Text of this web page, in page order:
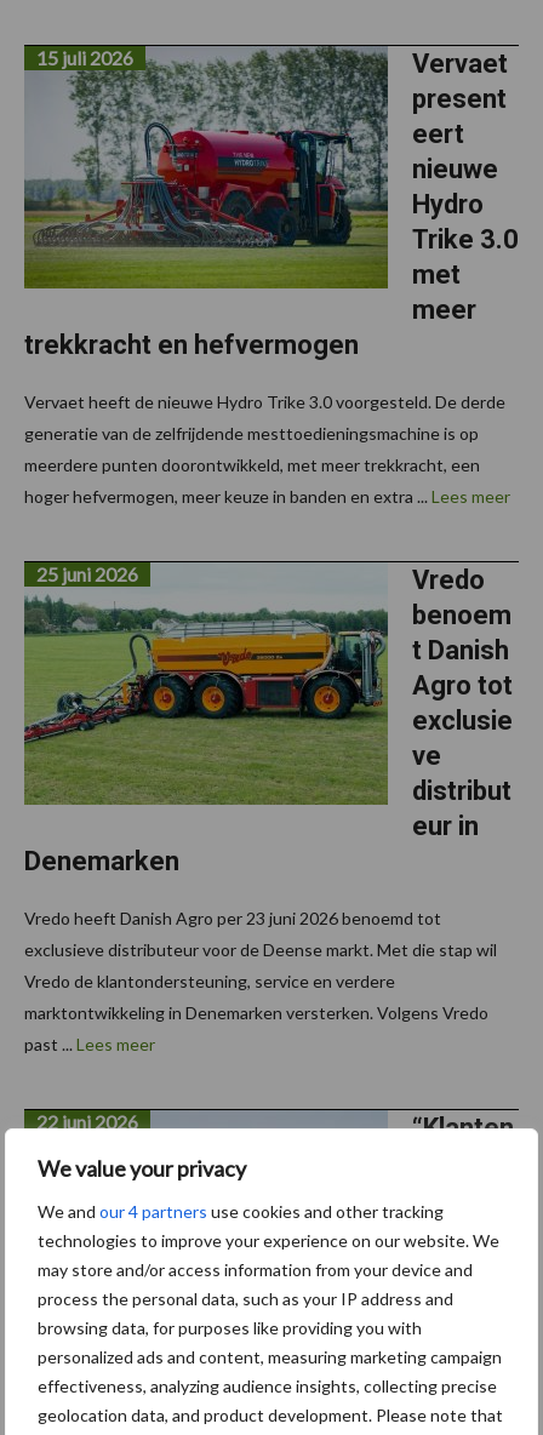
We value your privacy
We and our 4 partners use cookies and other tracking
technologies to improve your experience on our website. We
may store and/or access information from your device and
process the personal data, such as your IP address and
browsing data, for purposes like providing you with
personalized ads and content, measuring marketing campaign
effectiveness, analyzing audience insights, collecting precise
geolocation data, and product development. Please note that
Vervaet
present
eert
nieuwe
Hydro
Trike 3.0
met
meer
trekkracht en hefvermogen
15 juli 2026
Vervaet heeft de nieuwe Hydro Trike 3.0 voorgesteld. De derde
generatie van de zelfrijdende mesttoedieningsmachine is op
meerdere punten doorontwikkeld, met meer trekkracht, een
hoger hefvermogen, meer keuze in banden en extra ... Lees meer
Vredo
benoem
t Danish
Agro tot
exclusie
ve
distribut
eur in
Denemarken
25 juni 2026
Vredo heeft Danish Agro per 23 juni 2026 benoemd tot
exclusieve distributeur voor de Deense markt. Met die stap wil
Vredo de klantondersteuning, service en verdere
marktontwikkeling in Denemarken versterken. Volgens Vredo
past ... Lees meer
“Klanten
len
zoals we
zelf
behande
ld willen
worden”
22 juni 2026